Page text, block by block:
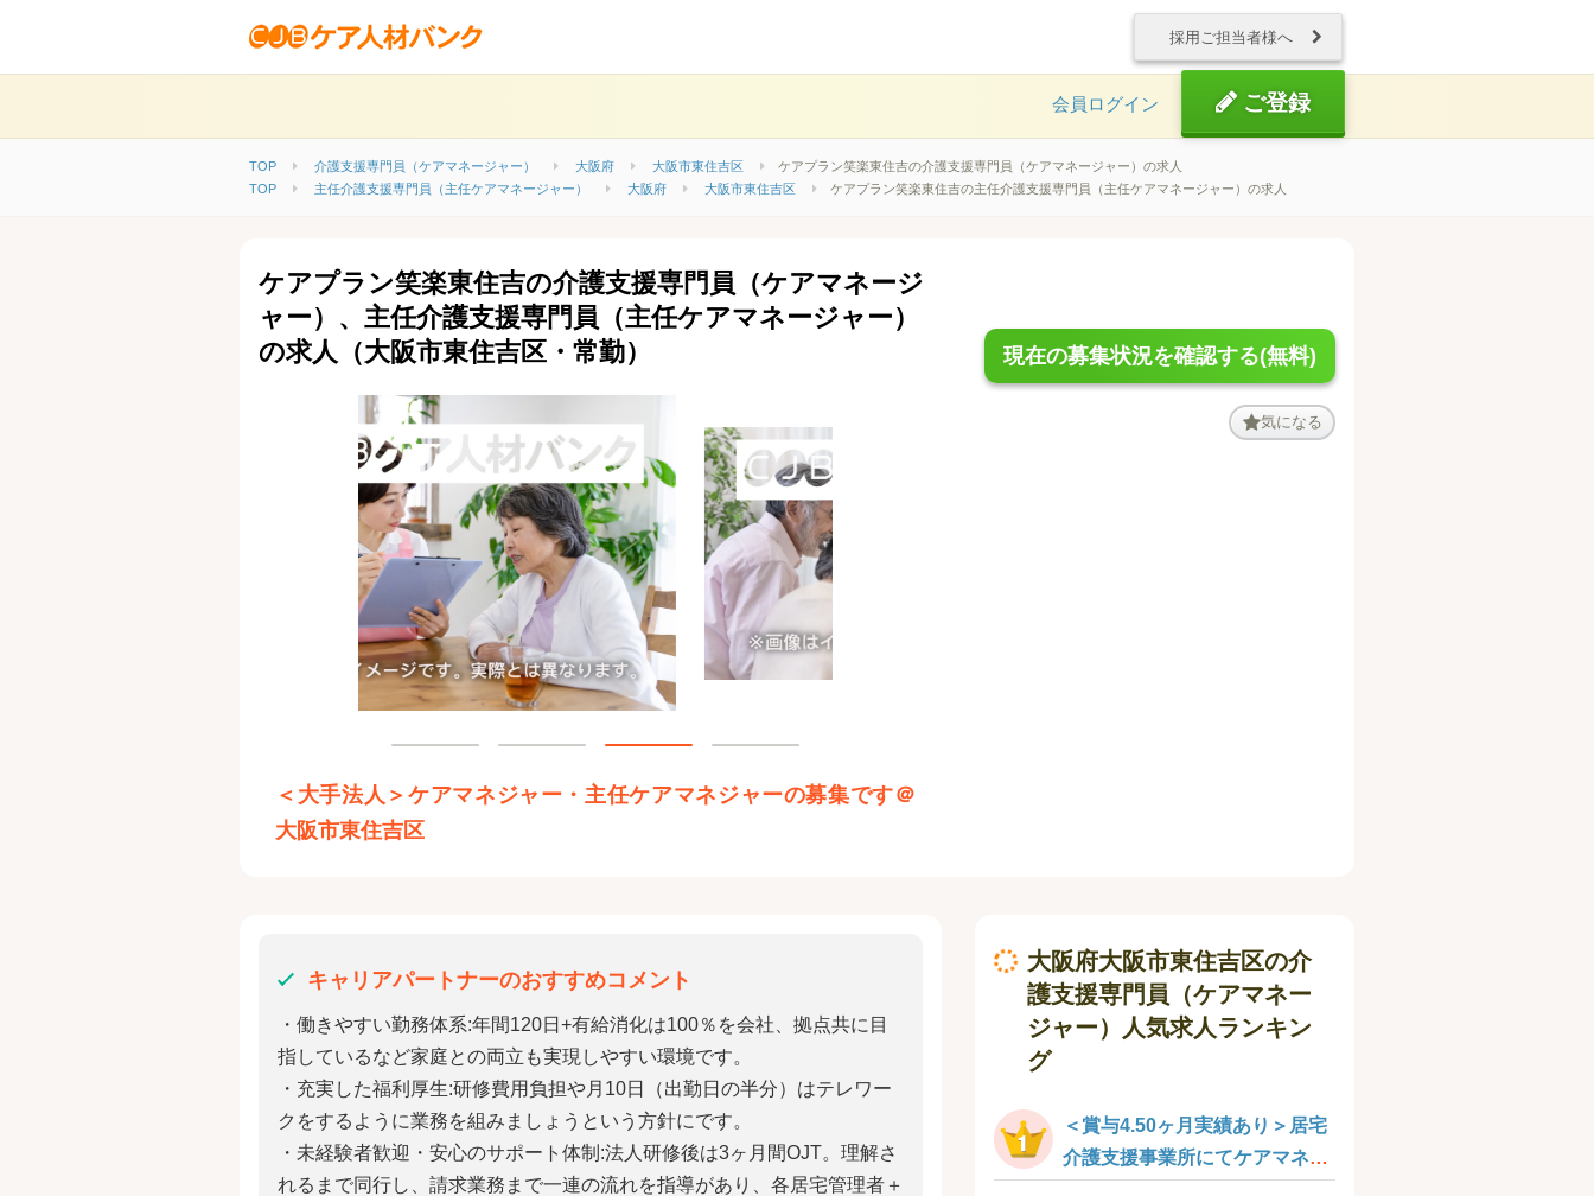
採用ご担当者様へ
会員ログイン ご登録
TOP 介護支援専門員（ケアマネージャー） 大阪府 大阪市東住吉区
ケアプラン笑楽東住吉の介護支援専門員（ケアマネージャー）の求人
TOP
主任介護支援専門員（主任ケアマネージャー） 大阪府 大阪市東住吉区 ケアプラン笑楽東住吉の主任介護支援専門員（主任ケアマネージャー）の求人
ケアプラン笑楽東住吉の介護支援専門員（ケアマネージ
ャー）、主任介護支援専門員（主任ケアマネージャー）
の求人（大阪市東住吉区・常勤）
＜大手法人＞ケアマネジャー・主任ケアマネジャーの募集です＠
大阪市東住吉区
現在の募集状況を確認する(無料)
気になる
キャリアパートナーのおすすめコメント
・働きやすい勤務体系:年間120日+有給消化は100％を会社、拠点共に目
指しているなど家庭との両立も実現しやすい環境です。
・充実した福利厚生:研修費用負担や月10日（出勤日の半分）はテレワー
クをするように業務を組みましょうという方針にです。
・未経験者歓迎・安心のサポート体制:法人研修後は3ヶ月間OJT。理解さ
れるまで同行し、請求業務まで一連の流れを指導があり、各居宅管理者＋
大阪府大阪市東住吉区の介
護支援専門員（ケアマネー
ジャー）人気求人ランキン
グ
＜賞与4.50ヶ月実績あり＞居宅
介護支援事業所にてケアマネジ